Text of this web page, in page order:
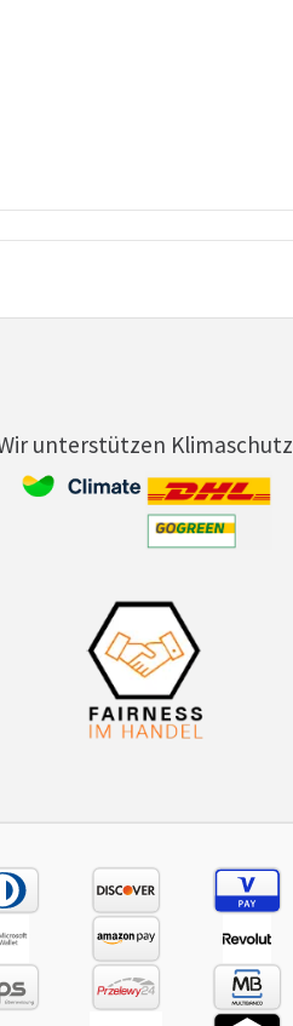
unterstützen Klimaschutz